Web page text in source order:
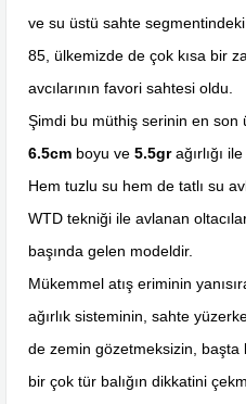
ve su üstü sahte
85, ülkemizde de çok kısa bir
avcılarının favori sahtesi oldu.
Şimdi bu müthiş serinin en son
6.5cm boyu ve 5.5grağırlığı
Hem tuzlu su hem de tatlı su
WTD tekniği ile avlanan
başında gelen modeldir.
Mükemmel atış eriminin
ağırlık sisteminin, sahte
de zemin gözetmeksizin,
bir çok tür balığın dikkatini